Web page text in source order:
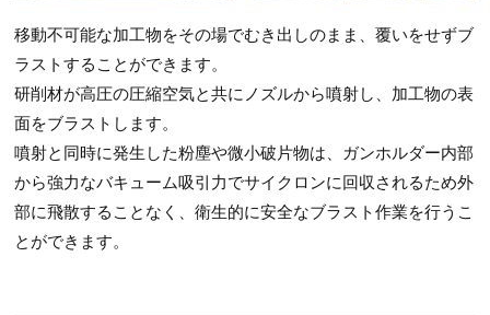
移動不可能な加工物をその場でむき出しのまま、覆いをせずブ
ラストすることができます。
研削材が高圧の圧縮空気と共にノズルから噴射し、加工物の表
面をブラストします。
噴射と同時に発生した粉塵や微小破片物は、ガンホルダー内部
から強力なバキューム吸引力でサイクロンに回収されるため外
部に飛散することなく、衛生的に安全なブラスト作業を行うこ
とができます。